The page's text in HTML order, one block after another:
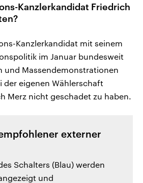
Kanzlerkandidat Friedrich
Kanzlerkandidat mit seinem
im Januar bundesweit
und Massendemonstrationen
der eigenen Wählerschaft
Merz nicht geschadet zu haben.
externer
Schalters (Blau) werden
und